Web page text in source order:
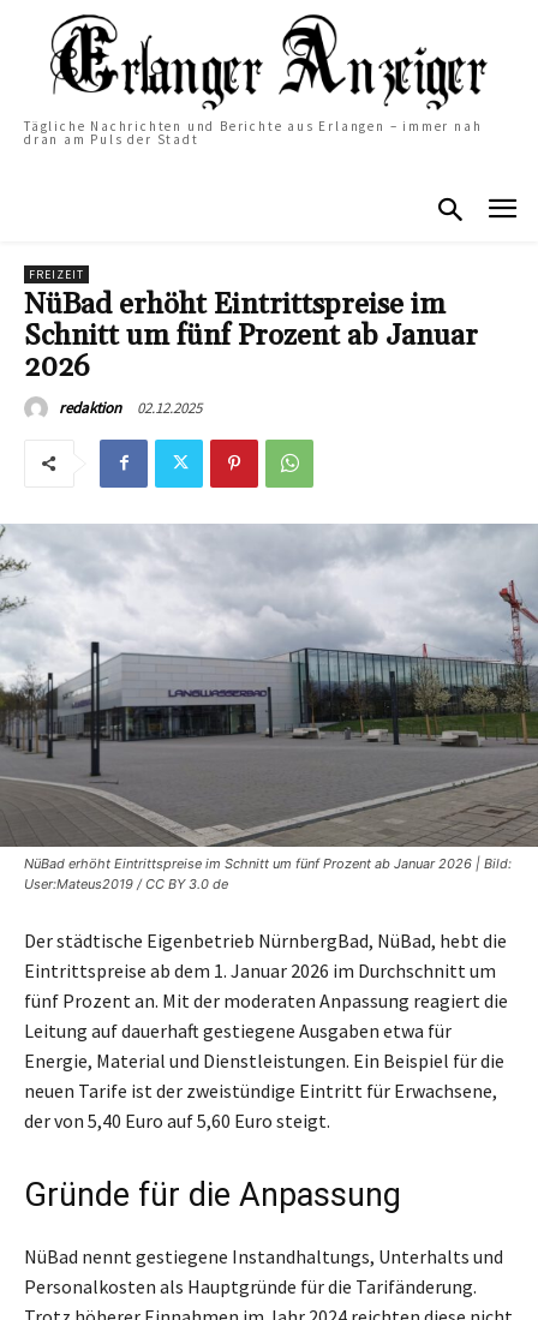
Tägliche Nachrichten und Berichte aus Erlangen – immer nah
dran am Puls der Stadt
FREIZEIT
NüBad erhöht Eintrittspreise im
Schnitt um fünf Prozent ab Januar
2026
redaktion 02.12.2025
NüBad erhöht Eintrittspreise im Schnitt um fünf Prozent ab Januar 2026 | Bild:
User:Mateus2019 / CC BY 3.0 de
Der städtische Eigenbetrieb NürnbergBad, NüBad, hebt die
Eintrittspreise ab dem 1. Januar 2026 im Durchschnitt um
fünf Prozent an. Mit der moderaten Anpassung reagiert die
Leitung auf dauerhaft gestiegene Ausgaben etwa für
Energie, Material und Dienstleistungen. Ein Beispiel für die
neuen Tarife ist der zweistündige Eintritt für Erwachsene,
der von 5,40 Euro auf 5,60 Euro steigt.
Gründe für die Anpassung
NüBad nennt gestiegene Instandhaltungs, Unterhalts und
Personalkosten als Hauptgründe für die Tarifänderung.